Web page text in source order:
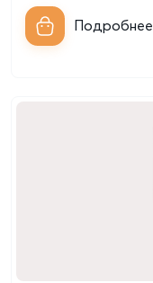
Подробнее